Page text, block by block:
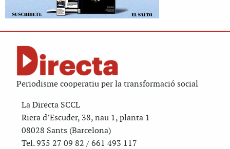
Periodisme cooperatiu per la transformació social
La Directa SCCL
Riera d’Escuder, 38, nau 1, planta 1
08028 Sants (Barcelona)
Tel. 935 27 09 82 / 661 493 117